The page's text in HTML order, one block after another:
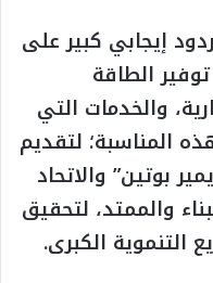
إيجابي كبير على
الطاقة
والخدمات التي
المناسبة؛ لتقديم
بوتين” والاتحاد
والممتد، لتحقيق
الكبرى.